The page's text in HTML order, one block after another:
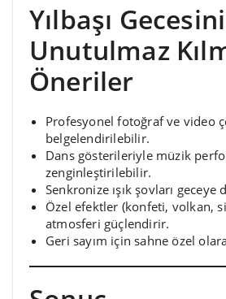
Yılbaşı Gecesini
Unutulmaz
Öneriler
Profesyonel fotoğraf ve video
belgelendirilebilir.
Dans gösterileriyle müzik
zenginleştirilebilir.
Senkronize ışık şovları
Özel efektler (konfeti, volkan,
atmosferi güçlendirir.
Geri sayım için sahne özel